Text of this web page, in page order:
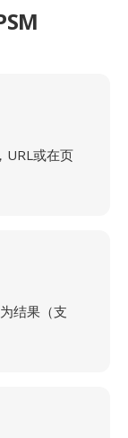
URL或在页
结果（支